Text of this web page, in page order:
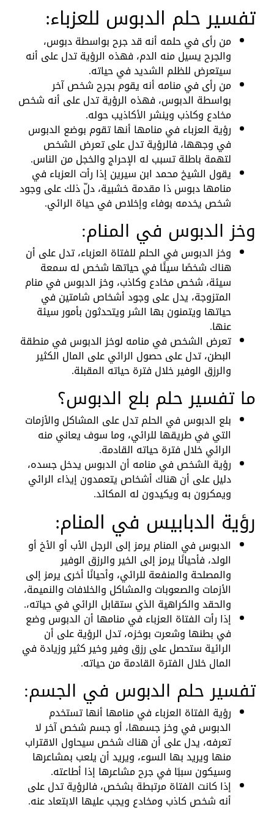
تفسير حلم الدبوس للعزباء:
من رأى في حلمه أنه قد جرح بواسطة دبوس،
والجرح يسيل منه الدم، فهذه الرؤية تدل على أنه
سيتعرض للظلم الشديد في حياته.
من رأى في منامه أنه يقوم بجرح شخص آخر
بواسطة الدبوس، فهذه الرؤية تدل على أنه شخص
مخادع وكاذب وينشر الأكاذيب حوله.
رؤية العزباء في منامها أنها تقوم بوضع الدبوس
في وجهها، فالرؤية تدل على تعرض الشخص
لتهمة باطلة تسبب له الإحراج والخجل من الناس.
يقول الشيخ محمد ابن سيرين إذا رأت العزباء في
منامها دبوس ذا مقدمة خشبية، دلّ ذلك على وجود
شخص يخدمه بوفاء وإخلاص في حياة الرائي.
وخز الدبوس في المنام:
وخز الدبوس في الحلم للفتاة العزباء، تدل على أن
هناك شخصًا سيئًا في حياتها شخص له سمعة
سيئة، شخص مخادع وكاذب، وخز الدبوس في منام
المتزوجة، يدل على وجود أشخاص شامتين في
حياتها ويتمنون بها الشر ويتحدثون بأمور سيئة
عنها.
تعرض الشخص في منامه لوخز الدبوس في منطقة
البطن، تدل على حصول الرائي على المال الكثير
والرزق الوفير خلال فترة حياته المقبلة.
ما تفسير حلم بلع الدبوس؟
بلع الدبوس في الحلم تدل على المشاكل والأزمات
التي في طريقها للرائي، وما سوف يعاني منه
الرائي خلال فترة حياته القادمة.
رؤية الشخص في منامه أن الدبوس يدخل جسده،
دليل على أن هناك أشخاص يتعمدون إيذاء الرائي
ويمكرون به ويكيدون له المكائد.
رؤية الدبابيس في المنام:
الدبوس في المنام يرمز إلى الرجل الأب أو الأخ أو
الولد، فأحيانًا يرمز إلى الخير والرزق الوفير
والمصلحة والمنفعة للرائي، وأحيانًا أخرى يرمز إلى
الأزمات والصعوبات والمشاكل والخلافات والنميمة،
والحقد والكراهية الذي ستقابل الرائي في حياته،.
إذا رأت الفتاة العزباء في منامها أن الدبوس وضع
في بطنها وشعرت بوخزه، تدل الرؤية على أن
الرائية ستحصل على رزق وفير وخير كثير وزيادة في
المال خلال الفترة القادمة من حياته.
تفسير حلم الدبوس في الجسم:
رؤية الفتاة العزباء في منامها أنها تستخدم
الدبوس في وخز جسمها، أو جسم شخص آخر لا
تعرفه، يدل على أن هناك شخص سيحاول الاقتراب
منها ويريد بها السوء، ويريد أن يلعب بمشاعرها
وسيكون سببًا في جرح مشاعرها إذا أطاعته.
إذا كانت الفتاة مرتبطة بشخص، فالرؤية تدل على
أنه شخص كاذب ومخادع ويجب عليها الابتعاد عنه.